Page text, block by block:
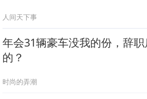
人间天下事
年会31辆豪车没我的份，辞
的？
时尚的弄潮